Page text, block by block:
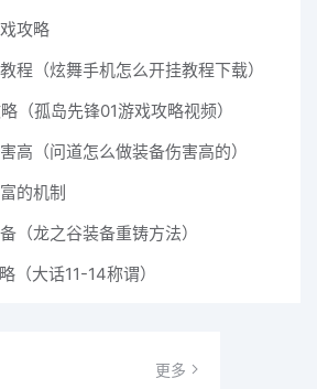
攻略
程（炫舞手机怎么开挂教程下载）
（孤岛先锋01游戏攻略视频）
高（问道怎么做装备伤害高的）
的机制
（龙之谷装备重铸方法）
（大话11-14称谓）
更多